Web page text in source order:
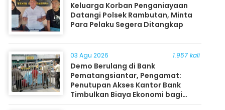
Keluarga Korban Penganiayaan
Datangi Polsek Rambutan, Minta
Para Pelaku Segera Ditangkap
03 Agu 2026 1.957 kali
Demo Berulang di Bank
Pematangsiantar, Pengamat:
Penutupan Akses Kantor Bank
Timbulkan Biaya Ekonomi bagi
Masyarakat